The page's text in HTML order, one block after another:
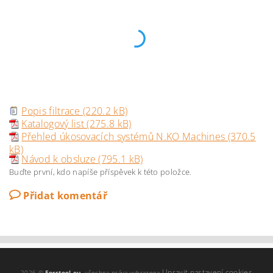
Popis filtrace (220.2 kB)
Katalogový list (275.8 kB)
Přehled úkosovacích systémů N.KO Machines (370.5
kB)
Návod k obsluze (795.1 kB)
Buďte první, kdo napíše příspěvek k této položce.
Přidat komentář